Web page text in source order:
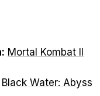
Mortal Kombat II
Black Water: Abyss